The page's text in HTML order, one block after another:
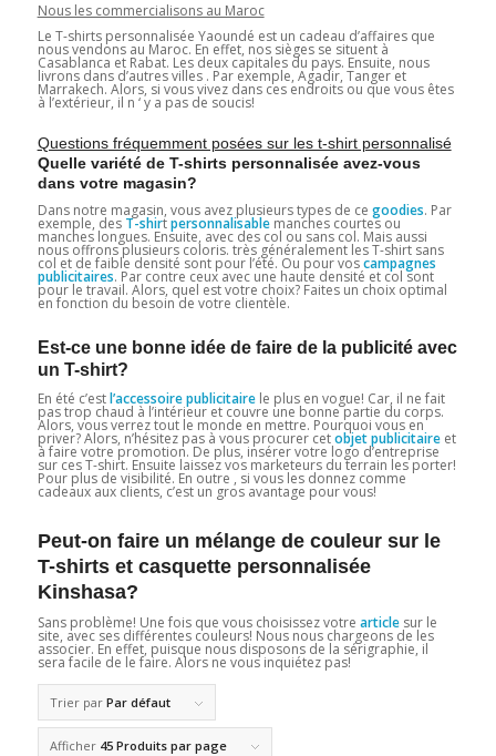
Nous les commercialisons au Maroc
Le T-shirts personnalisée Yaoundé est un cadeau d’affaires que
nous vendons au Maroc. En effet, nos sièges se situent à
Casablanca et Rabat. Les deux capitales du pays. Ensuite, nous
livrons dans d’autres villes . Par exemple, Agadir, Tanger et
Marrakech. Alors, si vous vivez dans ces endroits ou que vous êtes
à l’extérieur, il n ‘ y a pas de soucis!
Questions fréquemment posées sur les t-shirt personnalisé
Quelle variété de T-shirts personnalisée avez-vous
dans votre magasin?
Dans notre magasin, vous avez plusieurs types de ce goodies. Par
exemple, des T-shirtpersonnalisablemanches courtes ou
manches longues. Ensuite, avec des col ou sans col. Mais aussi
nous offrons plusieurs coloris. très généralement les T-shirt sans
col et de faible densité sont pour l’été. Ou pour voscampagnes
publicitaires. Par contre ceux avec une haute densité et col sont
pour le travail. Alors, quel est votre choix? Faites un choix optimal
en fonction du besoin de votre clientèle.
Est-ce une bonne idée de faire de la publicité avec
un T-shirt?
En été c’estl’accessoire publicitairele plus en vogue! Car, il ne fait
pas trop chaud à l’intérieur et couvre une bonne partie du corps.
Alors, vous verrez tout le monde en mettre. Pourquoi vous en
priver? Alors, n’hésitez pas à vous procurer cetobjet publicitaireet
à faire votre promotion. De plus, insérer votre logo d’entreprise
sur ces T-shirt. Ensuite laissez vos marketeurs du terrain les porter!
Pour plus de visibilité. En outre , si vous les donnez comme
cadeaux aux clients, c’est un gros avantage pour vous!
Peut-on faire un mélange de couleur sur le
T-shirts et casquette personnalisée
Kinshasa?
Sans problème! Une fois que vous choisissez votre articlesur le
site, avec ses différentes couleurs! Nous nous chargeons de les
associer. En effet, puisque nous disposons de la sérigraphie, il
sera facile de le faire. Alors ne vous inquiétez pas!
Trier par Par défaut
Afficher 45 Produits par page